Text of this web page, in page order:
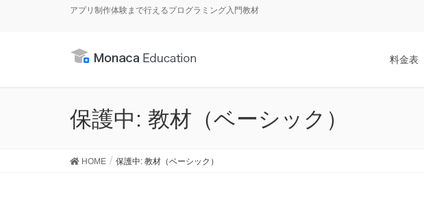
アプリ制作体験まで行えるプログラミング入門教材
料金表
保護中: 教材（ベーシック）
HOME 保護中: 教材（ベーシック）